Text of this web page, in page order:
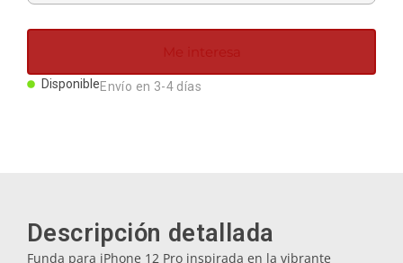
Mugs
Tapones
Me interesa
DisponibleEnvío en 3-4 días
Descripción detallada
Funda para iPhone 12 Pro inspirada en la vibrante